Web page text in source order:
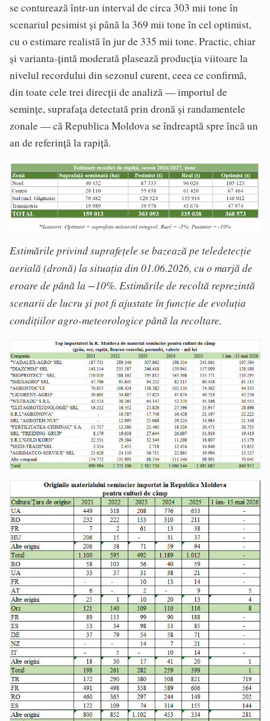
se conturează într-un interval de circa 303 mii tone în
scenariul pesimist și până la 369 mii tone în cel optimist,
cu o estimare realistă în jur de 335 mii tone. Practic, chiar
și varianta-țintă moderată plasează producția viitoare la
nivelul recordului din sezonul curent, ceea ce confirmă,
din toate cele trei direcții de analiză — importul de
semințe, suprafața detectată prin dronă și randamentele
zonale — că Republica Moldova se îndreaptă spre încă un
an de referință la rapiță.
Estimările privind suprafețele se bazează pe teledetecție
aerială (dronă) la situația din 01.06.2026, cu o marjă de
eroare de până la −10%. Estimările de recoltă reprezintă
scenarii de lucru și pot fi ajustate în funcție de evoluția
condițiilor agro-meteorologice până la recoltare.